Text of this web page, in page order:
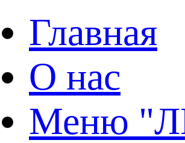
Главная
О нас
Меню